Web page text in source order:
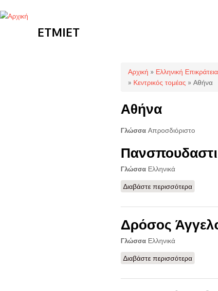
ETMIET
Είστε εδώ
Αρχική » Ελληνική Επικράτεια
» Κεντρικός τομέας » Αθήνα
Αθήνα
Γλώσσα Απροσδιόριστο
Γλώσσα Ελληνικά
Διαβάστε περισσότερα
Δρόσος
Γλώσσα Ελληνικά
Διαβάστε περισσότερα